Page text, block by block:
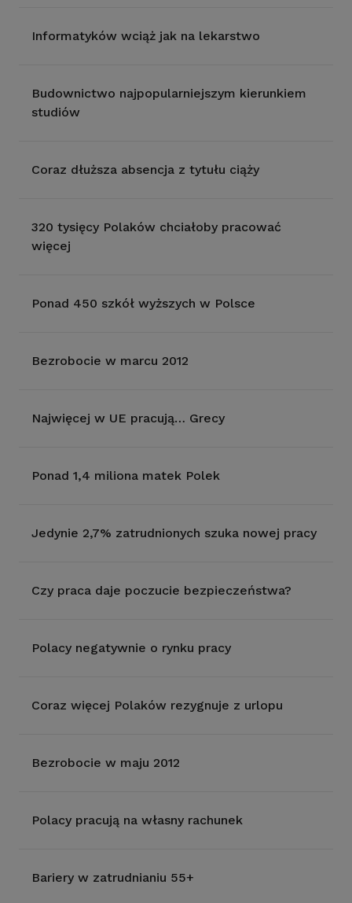
Informatyków wciąż jak na lekarstwo
Budownictwo najpopularniejszym kierunkiem
studiów
Coraz dłuższa absencja z tytułu ciąży
320 tysięcy Polaków chciałoby pracować
więcej
Ponad 450 szkół wyższych w Polsce
Bezrobocie w marcu 2012
Najwięcej w UE pracują… Grecy
Ponad 1,4 miliona matek Polek
Jedynie 2,7% zatrudnionych szuka nowej pracy
Czy praca daje poczucie bezpieczeństwa?
Polacy negatywnie o rynku pracy
Coraz więcej Polaków rezygnuje z urlopu
Bezrobocie w maju 2012
Polacy pracują na własny rachunek
Bariery w zatrudnianiu 55+